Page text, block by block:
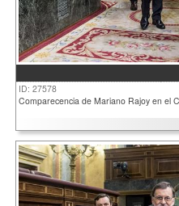
ID: 27578
Comparecencia de Mariano Rajoy en el